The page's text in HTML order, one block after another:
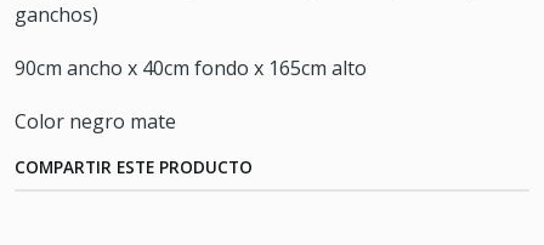
ganchos)
90cm ancho x 40cm fondo x 165cm alto
Color negro mate
COMPARTIR ESTE PRODUCTO